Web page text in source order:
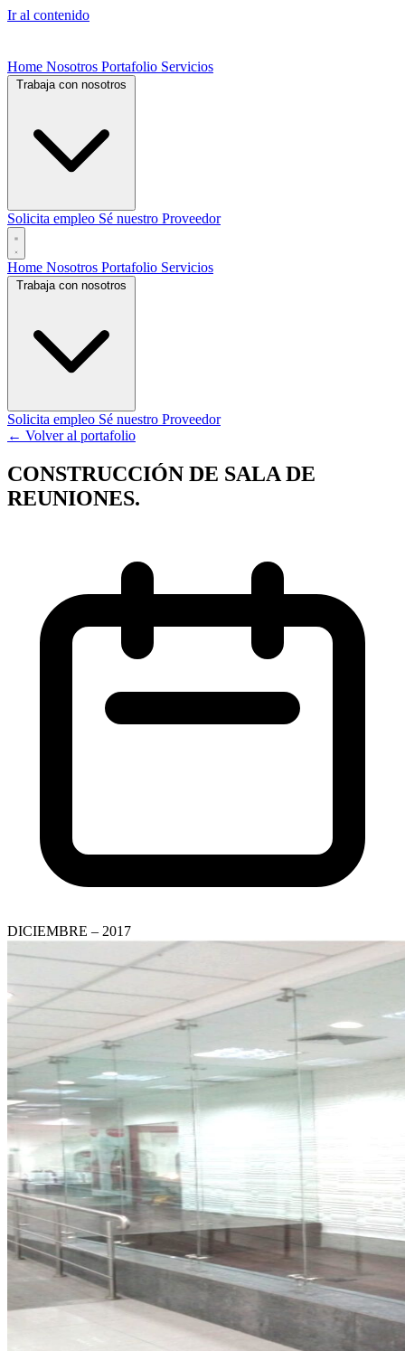
Ir al contenido
Home Nosotros Portafolio Servicios
Solicita empleo Sé nuestro Proveedor
Home Nosotros Portafolio Servicios
Solicita empleo Sé nuestro Proveedor
← Volver al portafolio
CONSTRUCCIÓN DE SALA DE
REUNIONES.
DICIEMBRE – 2017